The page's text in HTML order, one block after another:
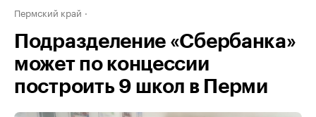
Пермский край
Подразделение «Сбербанка»
может по концессии
построить 9 школ в Перми